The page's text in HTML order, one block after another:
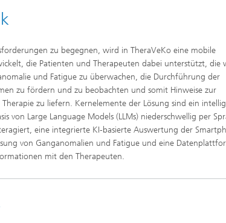
zu begegnen, wird in TheraVeKo eine mobile
die Patienten und Therapeuten dabei unterstützt, die
und Fatigue zu überwachen, die Durchführung der
zu fördern und zu beobachten und somit Hinweise zur
Therapie zu liefern. Kernelemente der Lösung sind ein
von Large Language Models (LLMs) niederschwellig per
eine integrierte KI-basierte Auswertung der
von Ganganomalien und Fatigue und eine
mit den Therapeuten.